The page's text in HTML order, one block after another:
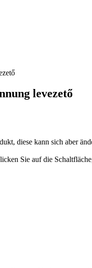
levezető
diese kann sich aber
Sie auf die